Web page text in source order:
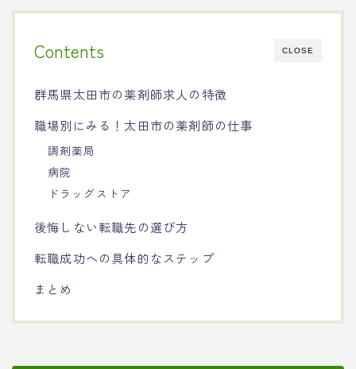
CLOSE
Contents
群馬県太田市の薬剤師求人の特徴
職場別にみる！太田市の薬剤師の仕事
調剤薬局
病院
ドラッグストア
後悔しない転職先の選び方
転職成功への具体的なステップ
まとめ